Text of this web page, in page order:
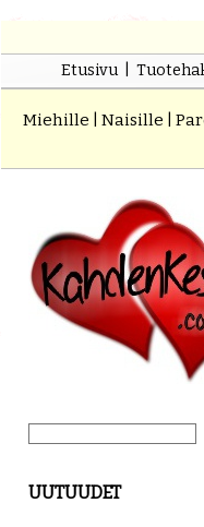
Etusivu|
Miehille Naisille
UUTUUDET